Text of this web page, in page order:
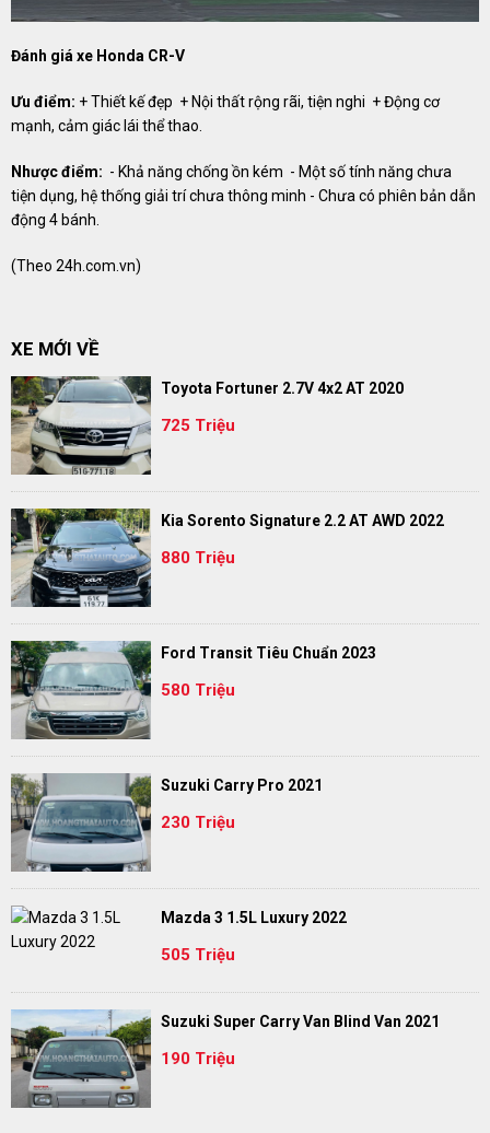
Đánh giá xe Honda CR-V
Ưu điểm: + Thiết kế đẹp ​​​​​​​ + Nội thất rộng rãi, tiện nghi ​​​​​​​ + Động cơ
mạnh, cảm giác lái thể thao.
Nhược điểm: ​​​​​​​ - Khả năng chống ồn kém ​​​​​​​ - Một số tính năng chưa
tiện dụng, hệ thống giải trí chưa thông minh - Chưa có phiên bản dẫn
động 4 bánh.
(Theo 24h.com.vn)
XE MỚI VỀ
Toyota Fortuner 2.7V 4x2 AT 2020
725 Triệu
Kia Sorento Signature 2.2 AT AWD 2022
880 Triệu
Ford Transit Tiêu Chuẩn 2023
580 Triệu
Suzuki Carry Pro 2021
230 Triệu
Mazda 3 1.5L Luxury 2022
505 Triệu
Suzuki Super Carry Van Blind Van 2021
190 Triệu